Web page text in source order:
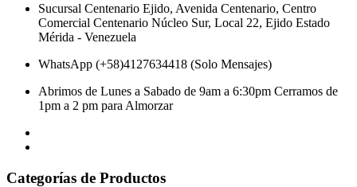
Sucursal Centenario Ejido, Avenida Centenario, Centro
Comercial Centenario Núcleo Sur, Local 22, Ejido Estado
Mérida - Venezuela
WhatsApp (+58)4127634418 (Solo Mensajes)
Abrimos de Lunes a Sabado de 9am a 6:30pm Cerramos de
1pm a 2 pm para Almorzar
Categorías de Productos